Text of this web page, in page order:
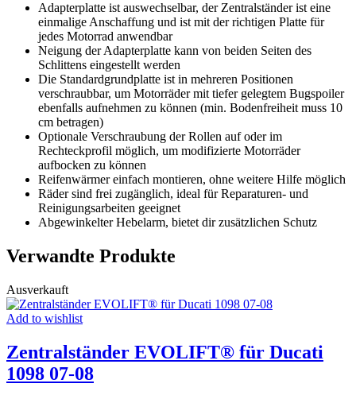
Adapterplatte ist auswechselbar, der Zentralständer ist eine
einmalige Anschaffung und ist mit der richtigen Platte für
jedes Motorrad anwendbar
Neigung der Adapterplatte kann von beiden Seiten des
Schlittens eingestellt werden
Die Standardgrundplatte ist in mehreren Positionen
verschraubbar, um Motorräder mit tiefer gelegtem Bugspoiler
ebenfalls aufnehmen zu können (min. Bodenfreiheit muss 10
cm betragen)
Optionale Verschraubung der Rollen auf oder im
Rechteckprofil möglich, um modifizierte Motorräder
aufbocken zu können
Reifenwärmer einfach montieren, ohne weitere Hilfe möglich
Räder sind frei zugänglich, ideal für Reparaturen- und
Reinigungsarbeiten geeignet
Abgewinkelter Hebelarm, bietet dir zusätzlichen Schutz
Verwandte Produkte
Ausverkauft
Add to wishlist
Zentralständer EVOLIFT® für Ducati
1098 07-08